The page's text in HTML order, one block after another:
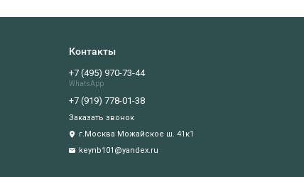
Контакты
+7 (495) 970-73-44
WhatsApp
+7 (919) 778-01-38
Заказать звонок
г.Москва Можайское ш. 41к1
keynb101@yandex.ru